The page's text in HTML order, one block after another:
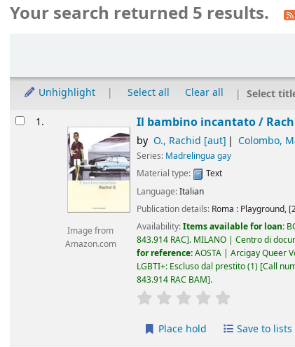
Your search returned 5 results.
Unhighlight Select all Clear all Select
Results1.
Image from
Amazon.com
Il bambino incantato /
by O., Rachid [aut] Colombo,
Series: Madrelingua gay
Material type:
Text
Language:Italian
Publication details: Roma : Playground,
Availability:Items available for loan:
843.914 RAC . MILANO | Centro di
for reference:AOSTA | Arcigay Queer
LGBTI+: Escluso dal prestito(1) Call
843.914 RAC BAM .
star rating
Place hold Save to lists